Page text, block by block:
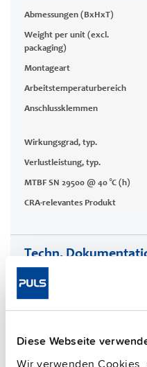
Diese Webseite
Abmessungen (BxHxT)
Weight per unit (excl.
packaging)
Montageart
Arbeitstemperaturbereich
Anschlussklemmen
Wirkungsgrad, typ.
Verlustleistung, typ.
MTBF SN 29500 @ 40 °C (h)
CRA-relevantes Produkt
Techn.